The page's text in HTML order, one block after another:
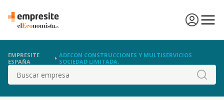
EMPRESITE
ESPAÑA
ADECON CONSTRUCCIONES Y MULTISERVICIOS
SOCIEDAD LIMITADA.
Buscar